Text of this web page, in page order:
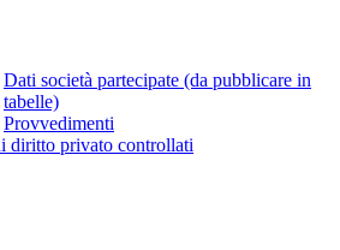
Dati società partecipate (da pubblicare in
tabelle)
Provvedimenti
diritto privato controllati